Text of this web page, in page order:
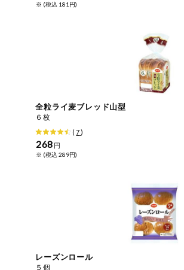
スマート・ワ
今週の新登場
よりどりでお
トク
※ (税込 181円)
全粒ライ麦ブレッド山型
６枚
(7)
268 円
※ (税込 289円)
レーズンロール
５個